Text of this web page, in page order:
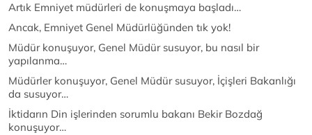
Artık Emniyet müdürleri de konuşmaya başladı…
Ancak, Emniyet Genel Müdürlüğünden tık yok!
Müdür konuşuyor, Genel Müdür susuyor, bu nasıl bir
yapılanma…
Müdürler konuşuyor, Genel Müdür susuyor, İçişleri Bakanlığı
da susuyor…
İktidarın Din işlerinden sorumlu bakanı Bekir Bozdağ
konuşuyor…